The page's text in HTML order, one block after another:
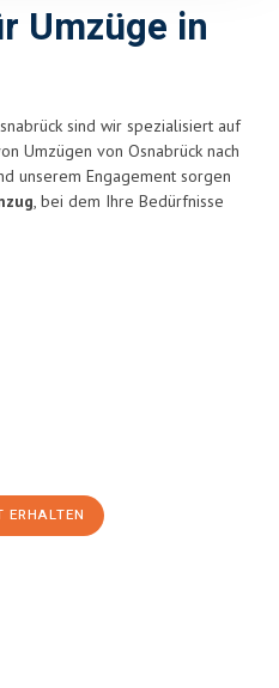
Umzüge in
sind wir spezialisiert auf
Umzügen von Osnabrück nach
unserem Engagement sorgen
, bei dem Ihre Bedürfnisse
ERHALTEN